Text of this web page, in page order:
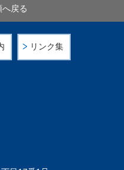
リンク集
戻る